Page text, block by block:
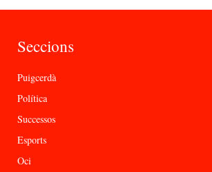
Seccions
Puigcerdà
Política
Successos
Esports
Oci